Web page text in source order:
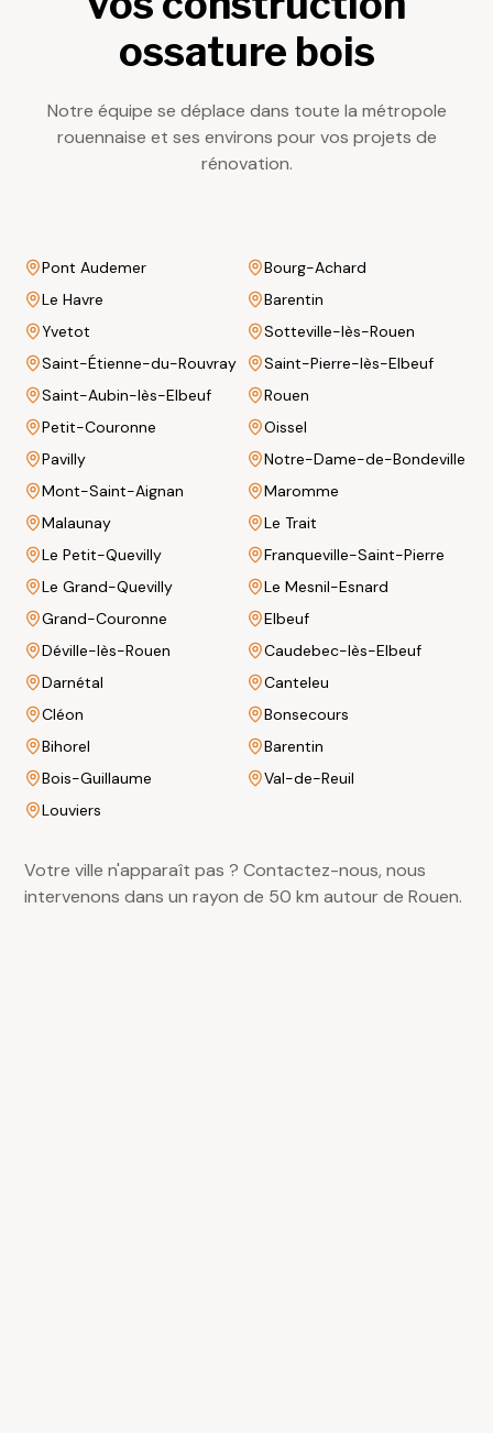
ossature bois
Notre équipe se déplace dans toute la métropole
rouennaise et ses environs pour vos projets de
rénovation.
Pont Audemer
Bourg-Achard
Le Havre
Barentin
Yvetot
Sotteville-lès-Rouen
Saint-Étienne-du-Rouvray
Saint-Pierre-lès-Elbeuf
Saint-Aubin-lès-Elbeuf
Rouen
Petit-Couronne
Oissel
Pavilly
Notre-Dame-de-Bondeville
Mont-Saint-Aignan
Maromme
Malaunay
Le Trait
Le Petit-Quevilly
Franqueville-Saint-Pierre
Le Grand-Quevilly
Le Mesnil-Esnard
Grand-Couronne
Elbeuf
Déville-lès-Rouen
Caudebec-lès-Elbeuf
Darnétal
Canteleu
Cléon
Bonsecours
Bihorel
Barentin
Bois-Guillaume
Val-de-Reuil
Louviers
Votre ville n'apparaît pas ? Contactez-nous, nous
intervenons dans un rayon de 50 km autour de Rouen.